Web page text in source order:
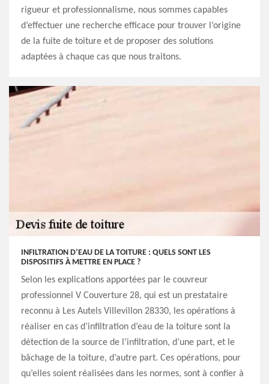
rigueur et professionnalisme, nous sommes capables
d’effectuer une recherche efficace pour trouver l’origine
de la fuite de toiture et de proposer des solutions
adaptées à chaque cas que nous traitons.
INFILTRATION D’EAU DE LA TOITURE : QUELS SONT LES
DISPOSITIFS À METTRE EN PLACE ?
Selon les explications apportées par le couvreur
professionnel V Couverture 28, qui est un prestataire
reconnu à Les Autels Villevillon 28330, les opérations à
réaliser en cas d’infiltration d’eau de la toiture sont la
détection de la source de l’infiltration, d’une part, et le
bâchage de la toiture, d’autre part. Ces opérations, pour
qu’elles soient réalisées dans les normes, sont à confier à